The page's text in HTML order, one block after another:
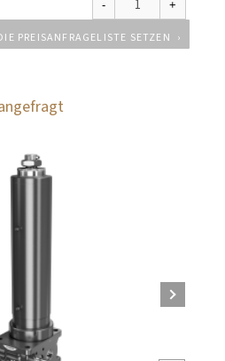
PREISANFRAGELISTE SETZEN